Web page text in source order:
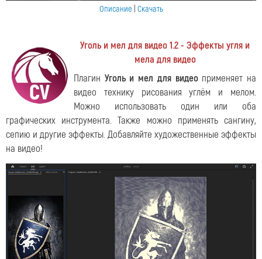
Описание Скачать
Уголь и мел для видео 1.2 - Эффекты угля и
мела для видео
Плагин Уголь и мел для видеоприменяет на
видео технику рисования углём и мелом.
Можно использовать один или оба
графических инструмента. Также можно применять сангину,
сепию и другие эффекты. Добавляйте художественные эффекты
на видео!